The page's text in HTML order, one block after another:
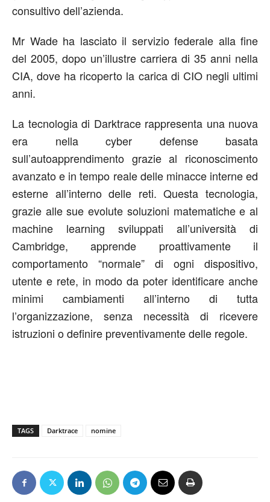
consultivo dell’azienda.
Mr Wade ha lasciato il servizio federale alla fine
del 2005, dopo un’illustre carriera di 35 anni nella
CIA, dove ha ricoperto la carica di CIO negli ultimi
anni.
La tecnologia di Darktrace rappresenta una nuova
era nella cyber defense basata
sull’autoapprendimento grazie al riconoscimento
avanzato e in tempo reale delle minacce interne ed
esterne all’interno delle reti. Questa tecnologia,
grazie alle sue evolute soluzioni matematiche e al
machine learning sviluppati all’università di
Cambridge, apprende proattivamente il
comportamento “normale” di ogni dispositivo,
utente e rete, in modo da poter identificare anche
minimi cambiamenti all’interno di tutta
l’organizzazione, senza necessità di ricevere
istruzioni o definire preventivamente delle regole.
TAGS Darktrace nomine